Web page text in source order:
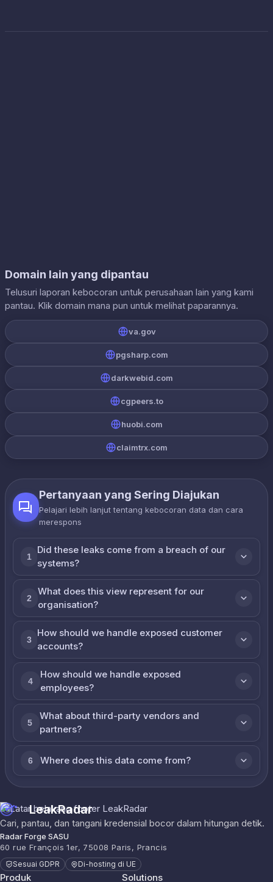
Domain lain yang dipantau
Telusuri laporan kebocoran untuk perusahaan lain yang kami
pantau. Klik domain mana pun untuk melihat paparannya.
va.gov
pgsharp.com
darkwebid.com
cgpeers.to
huobi.com
claimtrx.com
Pertanyaan yang Sering Diajukan
Pelajari lebih lanjut tentang kebocoran data dan cara
merespons
1
Did these leaks come from a breach of our
systems?
2
What does this view represent for our
organisation?
3
How should we handle exposed customer
accounts?
4
How should we handle exposed
employees?
5
What about third-party vendors and
partners?
6 Where does this data come from?
LeakRadar
Cari, pantau, dan tangani kredensial bocor dalam hitungan detik.
Radar Forge SASU
60 rue François 1er, 75008 Paris, Prancis
Sesuai GDPR Di-hosting di UE
Produk Solutions